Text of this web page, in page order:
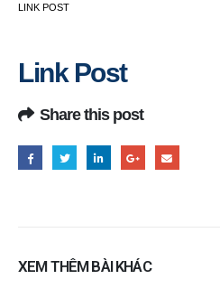
LINK POST
Link Post
Share this post
XEM THÊM BÀI KHÁC